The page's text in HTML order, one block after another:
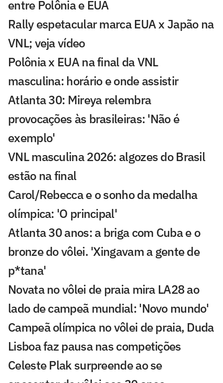
entre Polônia e EUA
Rally espetacular marca EUA x Japão na
VNL; veja vídeo
Polônia x EUA na final da VNL
masculina: horário e onde assistir
Atlanta 30: Mireya relembra
provocações às brasileiras: 'Não é
exemplo'
VNL masculina 2026: algozes do Brasil
estão na final
Carol/Rebecca e o sonho da medalha
olímpica: 'O principal'
Atlanta 30 anos: a briga com Cuba e o
bronze do vôlei. 'Xingavam a gente de
p*tana'
Novata no vôlei de praia mira LA28 ao
lado de campeã mundial: 'Novo mundo'
Campeã olímpica no vôlei de praia, Duda
Lisboa faz pausa nas competições
Celeste Plak surpreende ao se